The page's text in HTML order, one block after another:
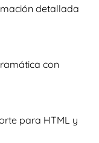
detallada
con
para HTML y